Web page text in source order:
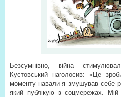
Безсумнівно, війна
Кустовський наголосив: «Це
моменту навали я змушував себе
який публікую в соцмережах.